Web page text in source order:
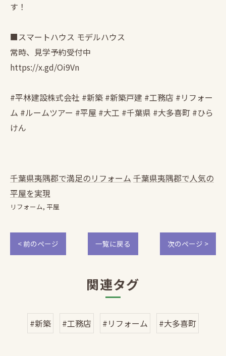
す！
■スマートハウス モデルハウス
常時、見学予約受付中
https://x.gd/Oi9Vn
#平林建設株式会社 #新築 #新築戸建 #工務店 #リフォー
ム #ルームツアー #平屋 #大工 #千葉県 #大多喜町 #ひら
けん
千葉県夷隅郡で満足のリフォーム 千葉県夷隅郡で人気の
平屋を実現
リフォーム 平屋
< 前のページ 一覧に戻る 次のページ >
関連タグ
#新築 #工務店 #リフォーム #大多喜町